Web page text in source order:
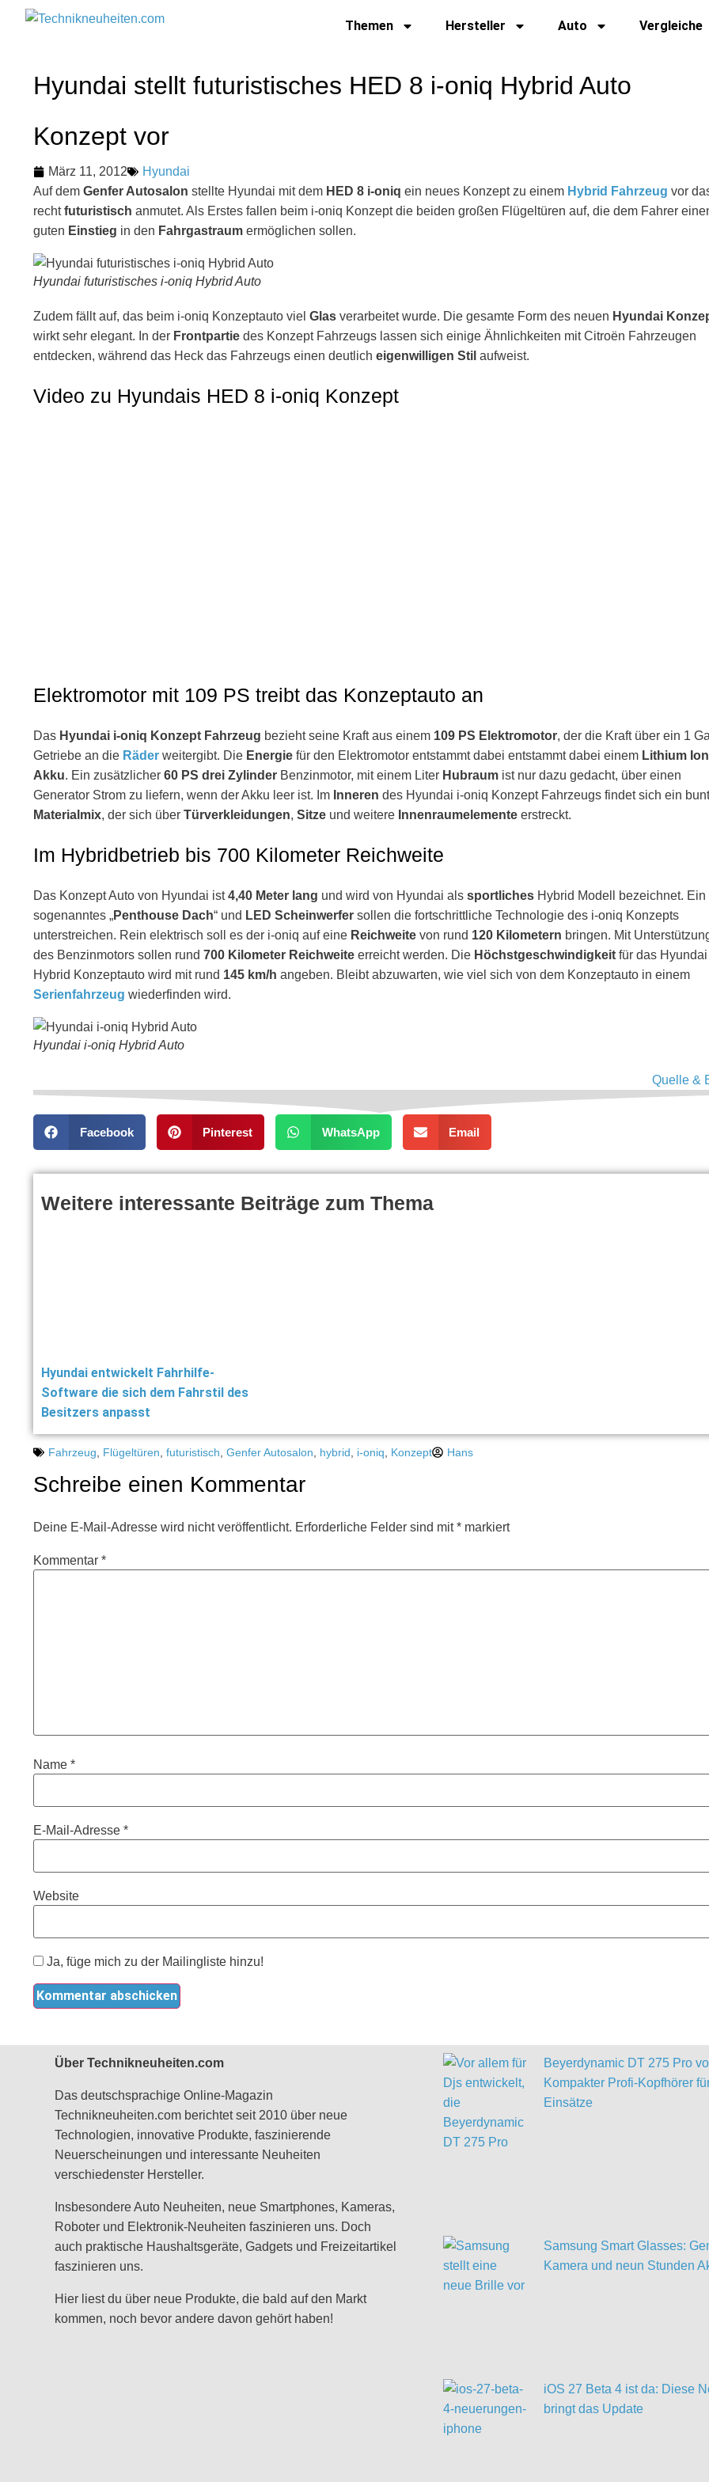
Themen Hersteller Auto Vergleiche
Hyundai stellt futuristisches HED 8 i-oniq Hybrid Auto
Konzept vor
März 11, 2012
Hyundai
Auf dem Genfer Autosalon stellte Hyundai mit dem HED 8 i-oniq ein neues Konzept zu einem Hybrid Fahrzeug vor
rechtfuturistisch anmutet. Als Erstes fallen beim i-oniq Konzept die beiden großen Flügeltüren auf, die dem Fahrer
guten Einstieg in den Fahrgastraum ermöglichen sollen.
Hyundai futuristisches i-oniq Hybrid Auto
Zudem fällt auf, das beim i-oniq Konzeptauto viel Glas verarbeitet wurde. Die gesamte Form des neuen Hyundai
wirkt sehr elegant. In der Frontpartie des Konzept Fahrzeugs lassen sich einige Ähnlichkeiten mit Citroën Fahrzeugen
entdecken, während das Heck das Fahrzeugs einen deutlich eigenwilligen Stil aufweist.
Video zu Hyundais HED 8 i-oniq Konzept
Elektromotor mit 109 PS treibt das Konzeptauto an
Das Hyundai i-oniq Konzept Fahrzeug bezieht seine Kraft aus einem 109 PS Elektromotor, der die Kraft über ein 1
Getriebe an die Räder weitergibt. Die Energie für den Elektromotor entstammt dabei entstammt dabei einem Lithium
Akku. Ein zusätzlicher 60 PS drei Zylinder Benzinmotor, mit einem Liter Hubraum ist nur dazu gedacht, über einen
Generator Strom zu liefern, wenn der Akku leer ist. Im Inneren des Hyundai i-oniq Konzept Fahrzeugs findet sich ein
Materialmix, der sich über Türverkleidungen, Sitze und weitere Innenraumelemente erstreckt.
Im Hybridbetrieb bis 700 Kilometer Reichweite
Das Konzept Auto von Hyundai ist4,40 Meter lang und wird von Hyundai als sportliches Hybrid Modell bezeichnet. Ein
sogenanntes „Penthouse Dach“ und LED Scheinwerfer sollen die fortschrittliche Technologie des i-oniq Konzepts
unterstreichen. Rein elektrisch soll es der i-oniq auf eine Reichweite von rund 120 Kilometern bringen. Mit
des Benzinmotors sollen rund 700 Kilometer Reichweite erreicht werden. Die Höchstgeschwindigkeit für das Hyundai
Hybrid Konzeptauto wird mit rund 145 km/h angeben. Bleibt abzuwarten, wie viel sich von dem Konzeptauto in einem
Serienfahrzeug wiederfinden wird.
Hyundai i-oniq Hybrid Auto
Quelle &
Facebook Pinterest WhatsApp Email
Weitere interessante Beiträge zum Thema
Hyundai entwickelt Fahrhilfe-
Software die sich dem Fahrstil des
Besitzers anpasst
Fahrzeug, Flügeltüren, futuristisch, Genfer Autosalon, hybrid, i-oniq, Konzept Hans
Schreibe einen Kommentar
Deine E-Mail-Adresse wird nicht veröffentlicht. Erforderliche Felder sind mit* markiert
Kommentar *
Name *
E-Mail-Adresse *
Website
Ja, füge mich zu der Mailingliste hinzu!
Über Technikneuheiten.com
Das deutschsprachige Online-Magazin
Technikneuheiten.com berichtet seit 2010 über neue
Technologien, innovative Produkte, faszinierende
Neuerscheinungen und interessante Neuheiten
verschiedenster Hersteller.
Insbesondere Auto Neuheiten, neue Smartphones, Kameras,
Roboter und Elektronik-Neuheiten faszinieren uns. Doch
auch praktische Haushaltsgeräte, Gadgets und Freizeitartikel
faszinieren uns.
Hier liest du über neue Produkte, die bald auf den Markt
kommen, noch bevor andere davon gehört haben!
Beyerdynamic DT 275 Pro
Kompakter Profi-Kopfhörer
Einsätze
Samsung Smart Glasses:
Kamera und neun Stunden
iOS 27 Beta 4 ist da: Diese
bringt das Update